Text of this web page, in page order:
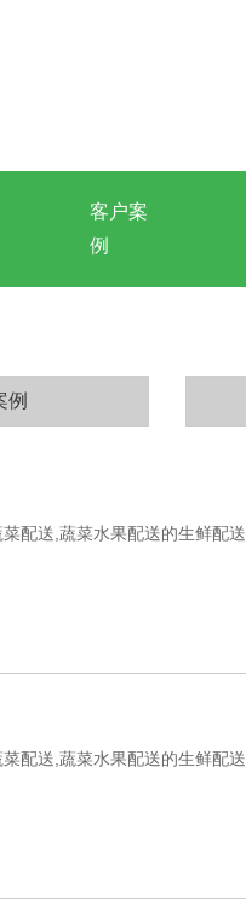
客户案
例
例
配送,蔬菜水果配送的生鲜配送
配送,蔬菜水果配送的生鲜配送